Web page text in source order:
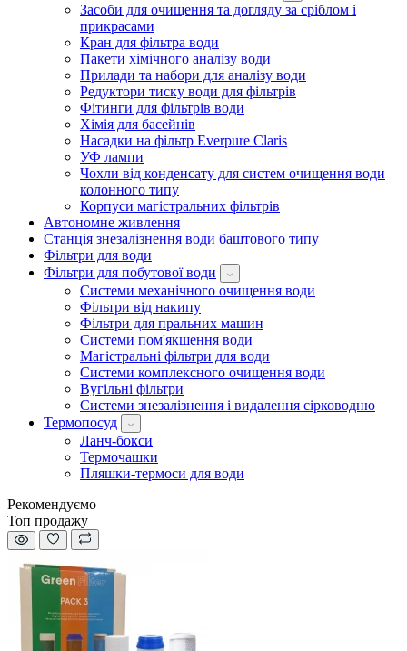
Засоби для очищення та догляду за сріблом і
прикрасами
Кран для фільтра води
Пакети хімічного аналізу води
Прилади та набори для аналізу води
Редуктори тиску води для фільтрів
Фітинги для фільтрів води
Хімія для басейнів
Насадки на фільтр Everpure Claris
УФ лампи
Чохли від конденсату для систем очищення води
колонного типу
Корпуси магістральних фільтрів
Автономне живлення
Станція знезалізнення води баштового типу
Фільтри для води
Фільтри для побутової води
Системи механічного очищення води
Фільтри від накипу
Фільтри для пральних машин
Системи пом'якшення води
Магістральні фільтри для води
Системи комплексного очищення води
Вугільні фільтри
Системи знезалізнення і видалення сірководню
Термопосуд
Ланч-бокси
Термочашки
Пляшки-термоси для води
Рекомендуємо
Топ продажу